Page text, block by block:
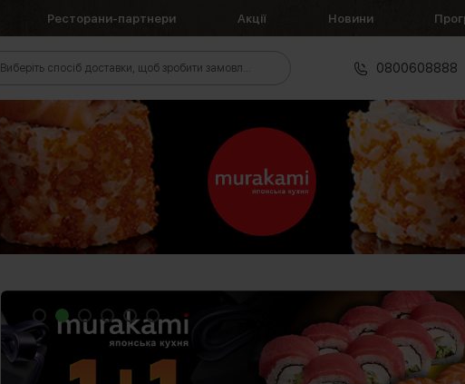
Ресторани-партнери Акції Новини
Виберіть спосіб доставки, щоб зробити замовлення 0800608888